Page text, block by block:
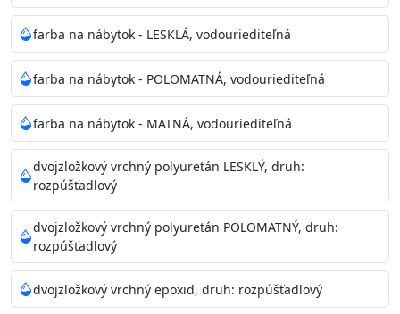
farba na nábytok - LESKLÁ, vodouriediteľná
farba na nábytok - POLOMATNÁ, vodouriediteľná
farba na nábytok - MATNÁ, vodouriediteľná
dvojzložkový vrchný polyuretán LESKLÝ, druh:
rozpúšťadlový
dvojzložkový vrchný polyuretán POLOMATNÝ, druh:
rozpúšťadlový
dvojzložkový vrchný epoxid, druh: rozpúšťadlový